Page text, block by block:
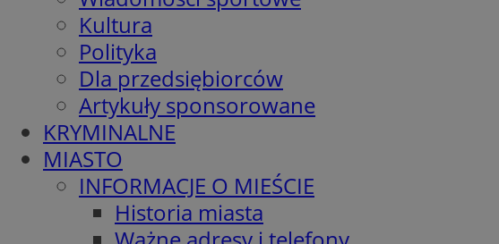
Kultura
Polityka
Dla przedsiębiorców
Artykuły sponsorowane
KRYMINALNE
MIASTO
INFORMACJE O MIEŚCIE
Historia miasta